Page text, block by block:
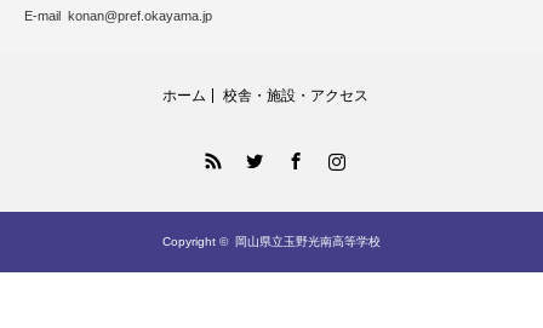
E-mail konan@pref.okayama.jp
ホーム 校舎・施設・アクセス
FacebookInstagram
Copyright © 岡山県立玉野光南高等学校